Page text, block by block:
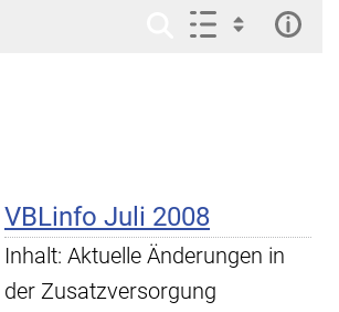
VBLinfo Juli 2008
Inhalt: Aktuelle Änderungen in
der Zusatzversorgung